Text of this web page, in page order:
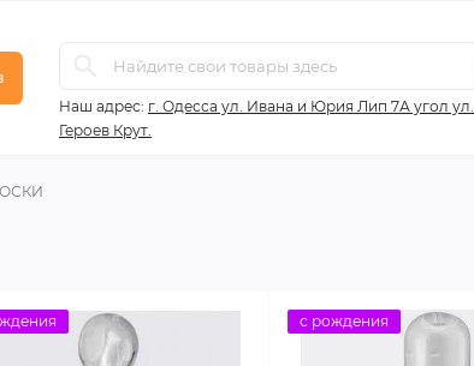
Наш адрес: г. Одесса ул. Ивана и Юрия Лип 7А угол ул.
Героев Крут.
с рождения